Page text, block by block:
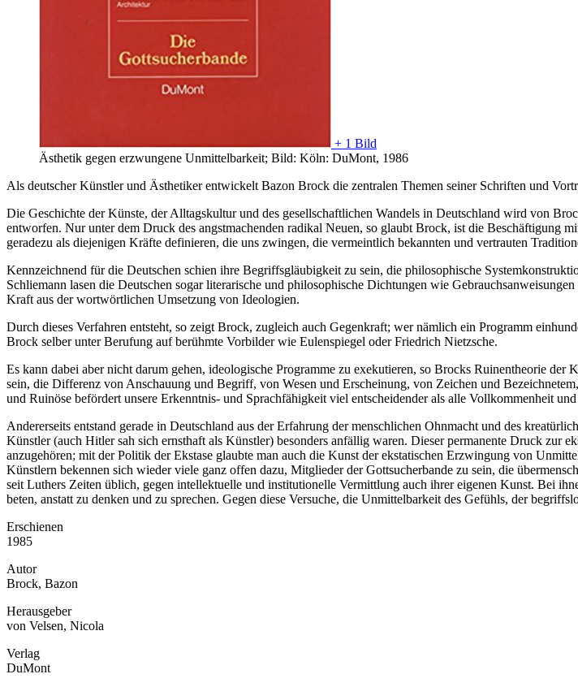
+ 1 Bild
Ästhetik gegen erzwungene Unmittelbarkeit; Bild: Köln: DuMont, 1986
Als deutscher Künstler und Ästhetiker entwickelt Bazon Brock die zentralen Themen seiner Schriften und
Die Geschichte der Künste, der Alltagskultur und des gesellschaftlichen Wandels in Deutschland wird von
entworfen. Nur unter dem Druck des angstmachenden radikal Neuen, so glaubt Brock, ist die Beschäftigung
geradezu als diejenigen Kräfte definieren, die uns zwingen, die vermeintlich bekannten und vertrauten
Kennzeichnend für die Deutschen schien ihre Begriffsgläubigkeit zu sein, die philosophische
Schliemann lasen die Deutschen sogar literarische und philosophische Dichtungen wie
Kraft aus der wortwörtlichen Umsetzung von Ideologien.
Durch dieses Verfahren entsteht, so zeigt Brock, zugleich auch Gegenkraft; wer nämlich ein Programm
Brock selber unter Berufung auf berühmte Vorbilder wie Eulenspiegel oder Friedrich Nietzsche.
Es kann dabei aber nicht darum gehen, ideologische Programme zu exekutieren, so Brocks Ruinentheorie
sein, die Differenz von Anschauung und Begriff, von Wesen und Erscheinung, von Zeichen und
und Ruinöse befördert unsere Erkenntnis- und Sprachfähigkeit viel entscheidender als alle Vollkommenheit und
Andererseits entstand gerade in Deutschland aus der Erfahrung der menschlichen Ohnmacht und des
Künstler (auch Hitler sah sich ernsthaft als Künstler) besonders anfällig waren. Dieser permanente Druck zur
anzugehören; mit der Politik der Ekstase glaubte man auch die Kunst der ekstatischen Erzwingung von
Künstlern bekennen sich wieder viele ganz offen dazu, Mitglieder der Gottsucherbande zu sein, die
seit Luthers Zeiten üblich, gegen intellektuelle und institutionelle Vermittlung auch ihrer eigenen Kunst. Bei
beten, anstatt zu denken und zu sprechen. Gegen diese Versuche, die Unmittelbarkeit des Gefühls, der
Erschienen
1985
Autor
Brock, Bazon
Herausgeber
von Velsen, Nicola
Verlag
DuMont